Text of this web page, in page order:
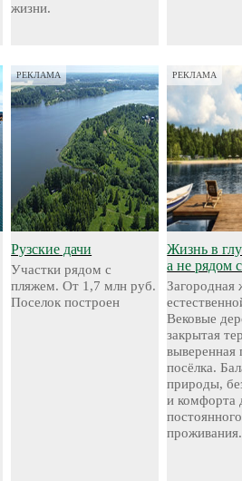
жизни.
РЕКЛАМА
Рузские дачи
Участки рядом с
пляжем. От 1,7 млн руб.
Поселок построен
РЕКЛАМА
Жизнь в
а не рядом
Загородная
Вековые
закрытая
выверенная
посёлка.
природы,
и комфорта
постоянного
проживания.